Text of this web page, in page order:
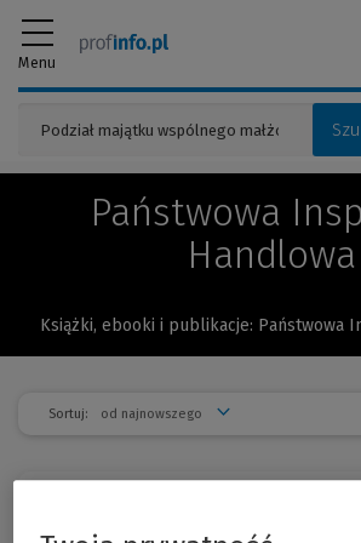
Menu
Państwowa
Handlowa
Książki, ebooki i publikacje: Państwowa
Sortuj: